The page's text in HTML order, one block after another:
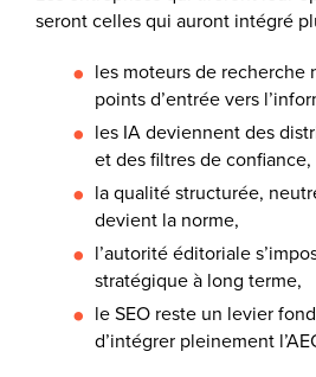
seront celles qui auront intégré
les moteurs de recherche
points d’entrée vers
les IA deviennent des
et des filtres de confiance,
la qualité structurée,
devient la norme,
l’autorité éditoriale
stratégique à long terme,
le SEO reste un levier
d’intégrer pleinement